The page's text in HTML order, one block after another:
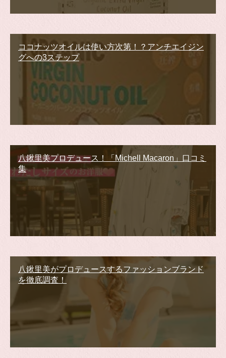
ココナッツオイルは使い方次第！？アンチエイジン
グへの3ステップ
八鍬里美プロデュース！「Michell Macaron」口コミ
集
八鍬里美がプロデュースするファッションブランド
を徹底調査！